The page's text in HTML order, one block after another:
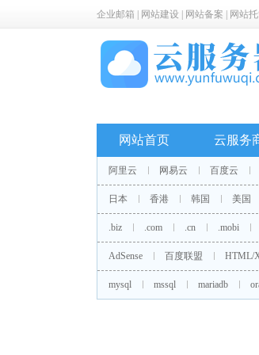
企业邮箱 网站建设 网站备案 网站
网站首页 云服务
阿里云 网易云 百度云
日本 香港 韩国 美国
.biz .com .cn .mobi
AdSense 百度联盟 HTML/
mysql mssql mariadb